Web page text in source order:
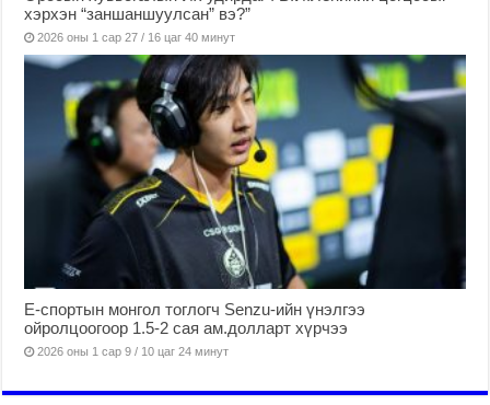
хэрхэн “заншаншуулсан” вэ?”
2026 оны 1 сар 27 / 16 цаг 40 минут
Е-спортын монгол тоглогч Senzu-ийн үнэлгээ
ойролцоогоор 1.5-2 сая ам.долларт хүрчээ
2026 оны 1 сар 9 / 10 цаг 24 минут